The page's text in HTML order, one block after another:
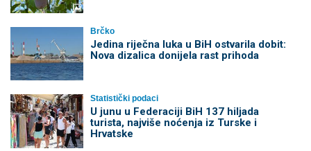
Brčko
Jedina riječna luka u BiH ostvarila dobit:
Nova dizalica donijela rast prihoda
Statistički podaci
U junu u Federaciji BiH 137 hiljada
turista, najviše noćenja iz Turske i
Hrvatske